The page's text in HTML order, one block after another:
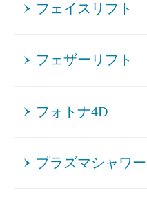
フェイスリフト
フェザーリフト
フォトナ4D
プラズマシャワ